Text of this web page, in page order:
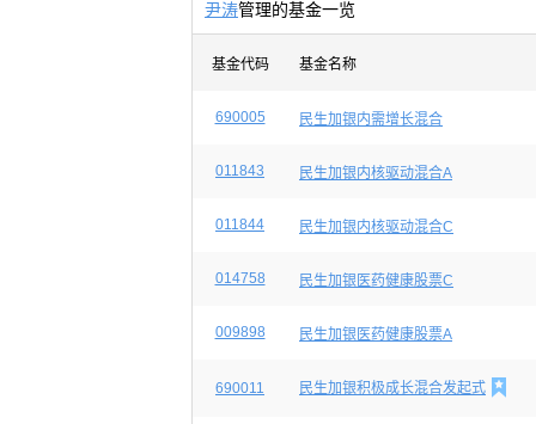
尹涛管理的基金一览
基金代码 基金名称
690005 民生加银内需增长混合
011843 民生加银内核驱动混合A
011844 民生加银内核驱动混合C
014758 民生加银医药健康股票C
009898 民生加银医药健康股票A
690011 民生加银积极成长混合发起式 